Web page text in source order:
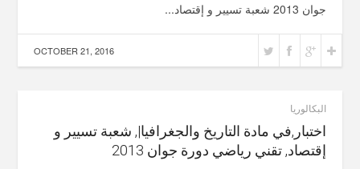
جوان 2013 شعبة تسيير و إقتصاد...
OCTOBER 21, 2016
البكالوريا
اختبار,في مادة التاريخ والجغرافيا|, شعبة تسيير و
إقتصاد, تقني رياضي دورة جوان 2013